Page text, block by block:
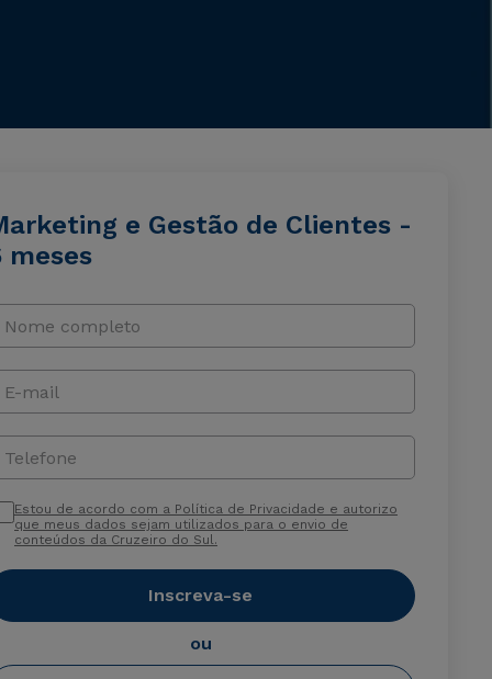
e Gestão de Clientes -
meses
Nome completo
E-mail
Telefone
Estou de acordo com a Política de Privacidade e autorizo
que meus dados sejam utilizados para o envio de
conteúdos da Cruzeiro do Sul.
Inscreva-se
ou